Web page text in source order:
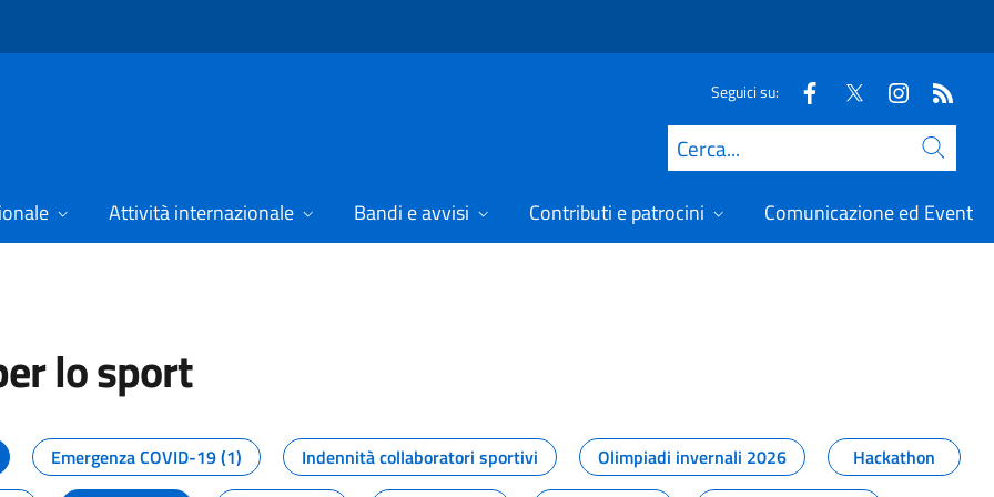
Seguici su:
Cerca
Attività internazionale Bandi e avvisi Contributi e patrocini Comunicazione ed Eventi
lo sport
dal Dipartimento per lo sport
Emergenza COVID-19 (1) Indennità collaboratori sportivi Olimpiadi invernali 2026
Hackathon